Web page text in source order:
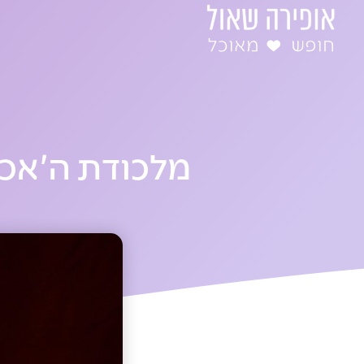
לתוכן
מלכודת